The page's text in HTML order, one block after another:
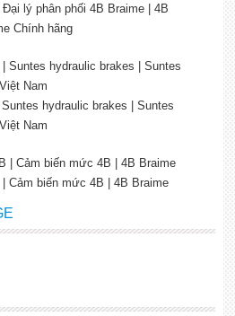
lý phân phối 4B Braime | 4B
Chính hãng
hydraulic brakes | Suntes
Việt Nam
Cảm biến mức 4B | 4B Braime